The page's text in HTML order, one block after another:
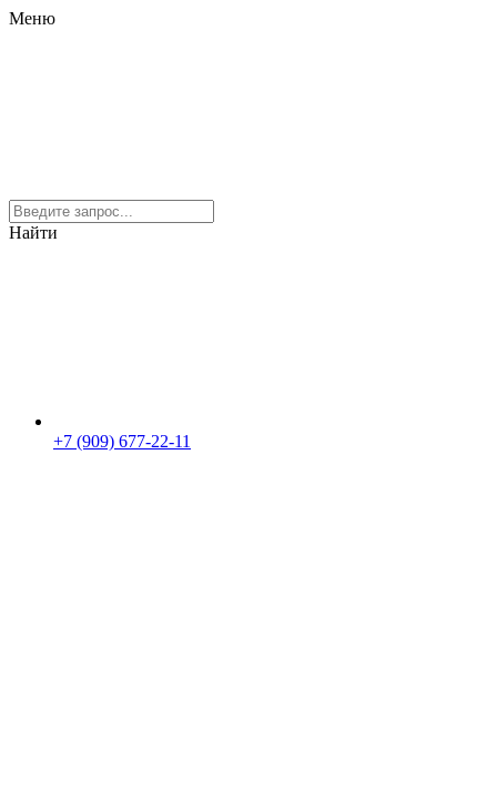
Меню
Найти
+7 (909) 677-22-11